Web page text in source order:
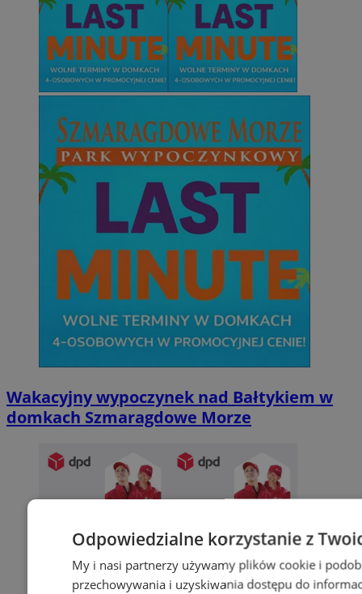
Wakacyjny wypoczynek nad Bałtykiem w
domkach Szmaragdowe Morze
Odpowiedzialne korzystanie z
My i nasi partnerzy używamy plików cookie i
przechowywania i uzyskiwania dostępu do